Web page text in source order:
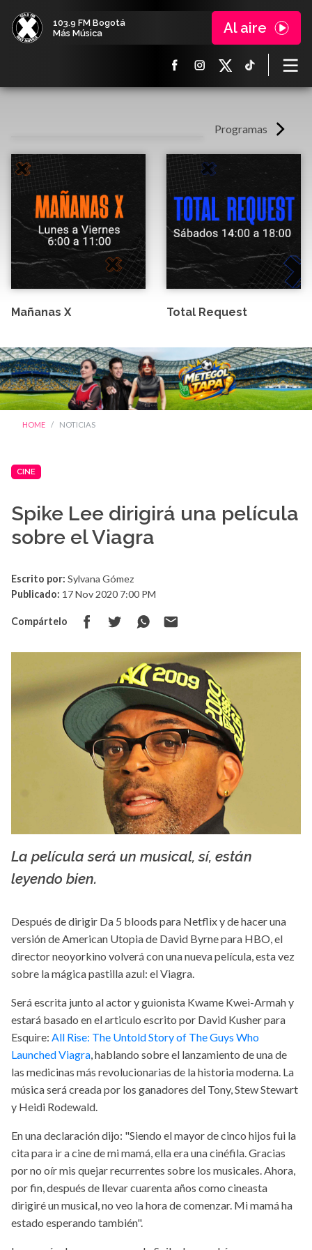
103.9 FM Bogotá
Más Música
Al aire
Programas
Mañanas X Total Request
HOME NOTICIAS
CINE
Spike Lee dirigirá una película
sobre el Viagra
Escrito por: Sylvana Gómez
Publicado: 17 Nov 2020 7:00 PM
Compártelo
La película será un musical, sí, están
leyendo bien.
Después de dirigir Da 5 bloods para Netflix y de hacer una
versión de American Utopia de David Byrne para HBO, el
director neoyorkino volverá con una nueva película, esta vez
sobre la mágica pastilla azul: el Viagra.
Será escrita junto al actor y guionista Kwame Kwei-Armah y
estará basado en el articulo escrito por David Kusher para
Esquire: All Rise: The Untold Story of The Guys Who
Launched Viagra, hablando sobre el lanzamiento de una de
las medicinas más revolucionarias de la historia moderna. La
música será creada por los ganadores del Tony, Stew Stewart
y Heidi Rodewald.
En una declaración dijo: "Siendo el mayor de cinco hijos fui la
cita para ir a cine de mi mamá, ella era una cinéfila. Gracias
por no oír mis quejar recurrentes sobre los musicales. Ahora,
por fin, después de llevar cuarenta años como cineasta
dirigiré un musical, no veo la hora de comenzar. Mi mamá ha
estado esperando también".